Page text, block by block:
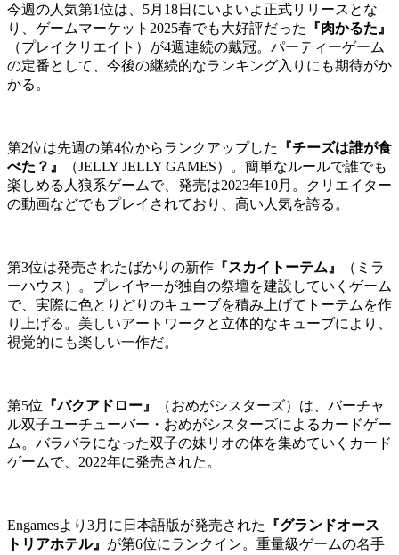
今週の人気第1位は、5月18日にいよいよ正式リリースとな
り、ゲームマーケット2025春でも大好評だった
『肉かるた』
（プレイクリエイト）が4週連続の戴冠。パーティーゲーム
の定番として、今後の継続的なランキング入りにも期待がか
かる。
第2位は先週の第4位からランクアップした
『チーズは誰が食
べた？』
（JELLY JELLY GAMES）。簡単なルールで誰でも
楽しめる人狼系ゲームで、発売は2023年10月。クリエイター
の動画などでもプレイされており、高い人気を誇る。
第3位は発売されたばかりの新作 『スカイトーテム』
（ミラ
ーハウス）。プレイヤーが独自の祭壇を建設していくゲーム
で、実際に色とりどりのキューブを積み上げてトーテムを作
り上げる。美しいアートワークと立体的なキューブにより、
視覚的にも楽しい一作だ。
第5位 『バクアドロー』
（おめがシスターズ）は、バーチャ
ル双子ユーチューバー・おめがシスターズによるカードゲー
ム。バラバラになった双子の妹リオの体を集めていくカード
ゲームで、2022年に発売された。
Engamesより3月に日本語版が発売された
『グランドオース
トリアホテル』 が第6位にランクイン。重量級ゲームの名手